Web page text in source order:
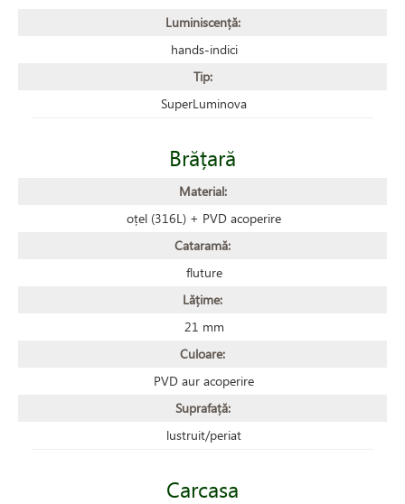
Luminiscență:
hands-indici
Tip:
SuperLuminova
Brățară
Material:
oțel (316L) + PVD acoperire
Cataramă:
fluture
Lățime:
21 mm
Culoare:
PVD aur acoperire
Suprafață:
lustruit/periat
Carcasa